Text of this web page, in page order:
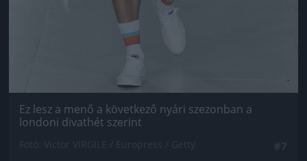
Ez lesz a menő a következő nyári szezonban a
londoni divathét szerint